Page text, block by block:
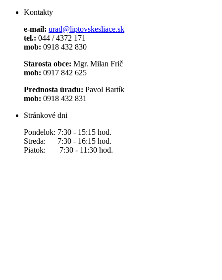
Kontakty
e-mail: urad@liptovskesliace.sk
tel.: 044 / 4372 171
mob: 0918 432 830
Starosta obce: Mgr. Milan Frič
mob: 0917 842 625
Prednosta úradu: Pavol Bartík
mob: 0918 432 831
Stránkové dni
Pondelok: 7:30 - 15:15 hod.
Streda: 7:30 - 16:15 hod.
Piatok: 7:30 - 11:30 hod.